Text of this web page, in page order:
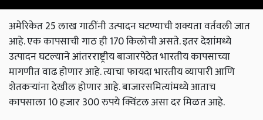
अमेरिकेत 25 लाख गाठींनी उत्पादन घटण्याची शक्यता वर्तवली जात
आहे. एक कापसाची गाठ ही 170 किलोची असते. इतर देशांमध्ये
उत्पादन घटल्याने आंतरराष्ट्रीय बाजारपेठेत भारतीय कापसाच्या
मागणीत वाढ होणार आहे. त्याचा फायदा भारतीय व्यापारी आणि
शेतकऱ्यांना देखील होणार आहे. बाजारसमित्यांमध्ये आताच
कापसाला 10 हजार 300 रुपये क्विंटल असा दर मिळत आहे.